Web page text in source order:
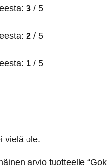
3 / 5
2 / 5
1 / 5
vielä ole.
arvio tuotteelle “Gok